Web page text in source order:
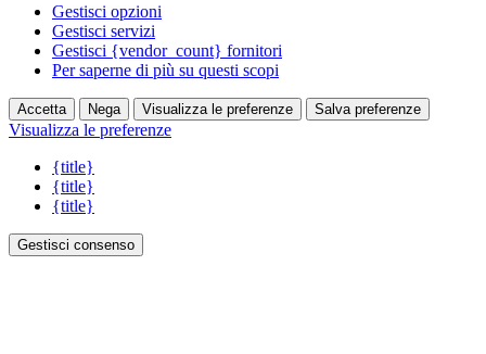
Gestisci opzioni
Gestisci servizi
Gestisci {vendor_count} fornitori
Per saperne di più su questi scopi
Accetta Nega Visualizza le preferenze Salva preferenze
Visualizza le preferenze
{title}
{title}
{title}
Gestisci consenso